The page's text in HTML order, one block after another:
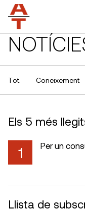
Tot Coneixement
Els 5 més
1 Per un
Llista de